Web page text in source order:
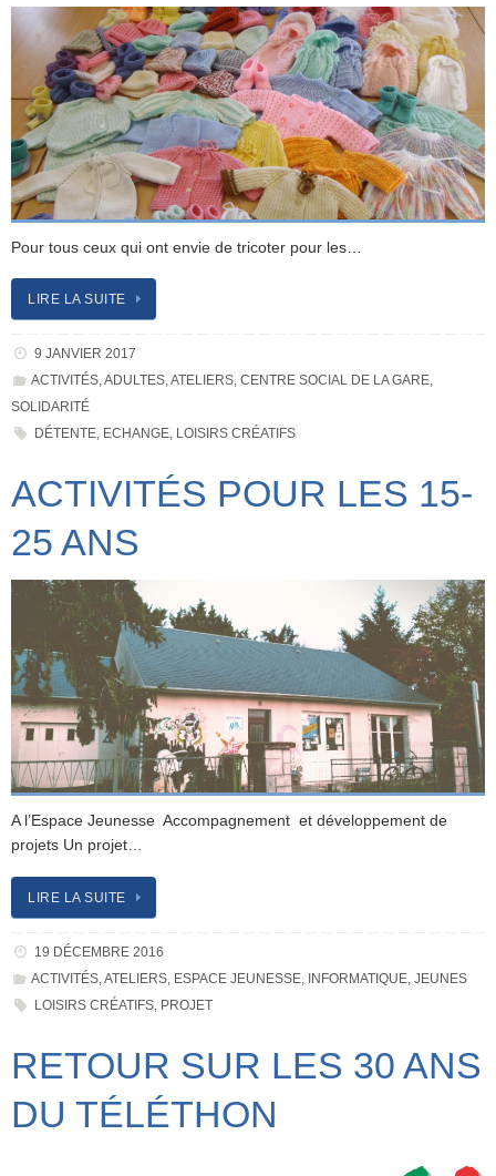
Pour tous ceux qui ont envie de tricoter pour les…
LIRE LA SUITE
9 JANVIER 2017
ACTIVITÉS,ADULTES,ATELIERS, CENTRE SOCIAL DE LA GARE,
SOLIDARITÉ
DÉTENTE, ECHANGE, LOISIRS CRÉATIFS
ACTIVITÉS POUR LES 15-
25 ANS
A l’Espace Jeunesse Accompagnement et développement de
projets Un projet…
LIRE LA SUITE
19 DÉCEMBRE 2016
ACTIVITÉS,ATELIERS, ESPACE JEUNESSE, INFORMATIQUE, JEUNES
LOISIRS CRÉATIFS, PROJET
RETOUR SUR LES 30 ANS
DU TÉLÉTHON